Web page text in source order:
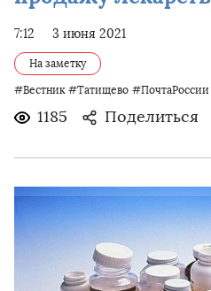
7:12 3 июня 2021
На заметку
#Вестник #Татищево #ПочтаРоссии
1185 Поделиться